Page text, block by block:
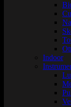
Indoor